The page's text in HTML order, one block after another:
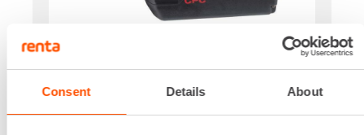
Consent Details About
0 - 1800 IPM
Jännite